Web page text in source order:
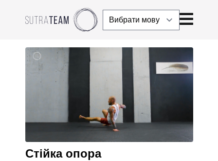
Стійка опора